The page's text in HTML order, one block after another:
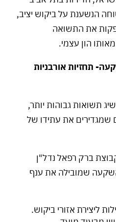
הנשענת על ביקוש יציב,
את התשואה
הון עצמי.
תחזיות אורבניות
תשואות גבוהות יותר,
שמגדירים את עתידו של
ברק רפאל נדל"ן
שמובילה את ענף
ליצירת אזורי ביקוש.